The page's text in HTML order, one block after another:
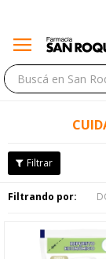
menu
Filtrando por:
close